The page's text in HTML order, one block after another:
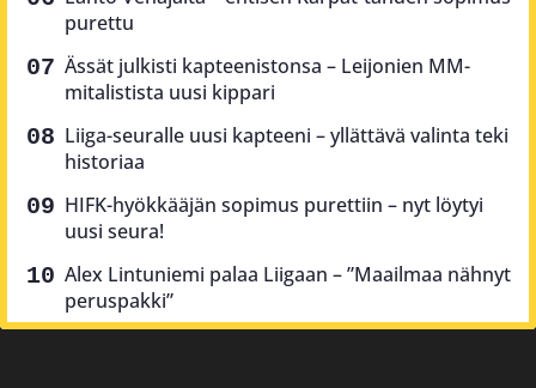
purettu
Ässät julkisti kapteenistonsa – Leijonien MM-
mitalistista uusi kippari
Liiga-seuralle uusi kapteeni – yllättävä valinta teki
historiaa
HIFK-hyökkääjän sopimus purettiin – nyt löytyi
uusi seura!
Alex Lintuniemi palaa Liigaan – ”Maailmaa nähnyt
peruspakki”